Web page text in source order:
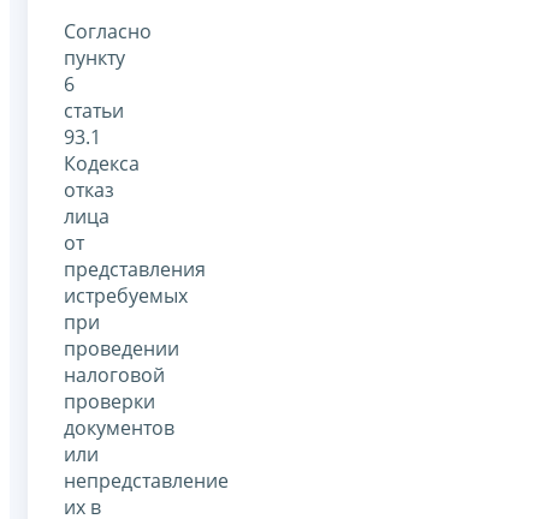
Согласно
пункту
6
статьи
93.1
Кодекса
отказ
лица
от
представления
истребуемых
при
проведении
налоговой
проверки
документов
или
непредставление
их в